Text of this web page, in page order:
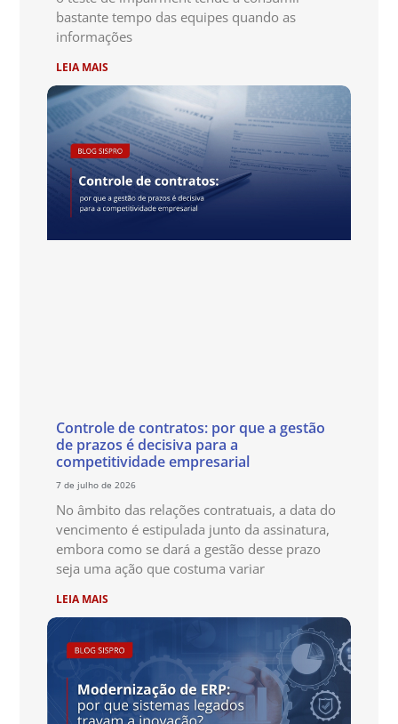
bastante tempo das equipes quando as
informações
LEIA MAIS
Controle de contratos: por que a gestão
de prazos é decisiva para a
competitividade empresarial
7 de julho de 2026
No âmbito das relações contratuais, a data do
vencimento é estipulada junto da assinatura,
embora como se dará a gestão desse prazo
seja uma ação que costuma variar
LEIA MAIS